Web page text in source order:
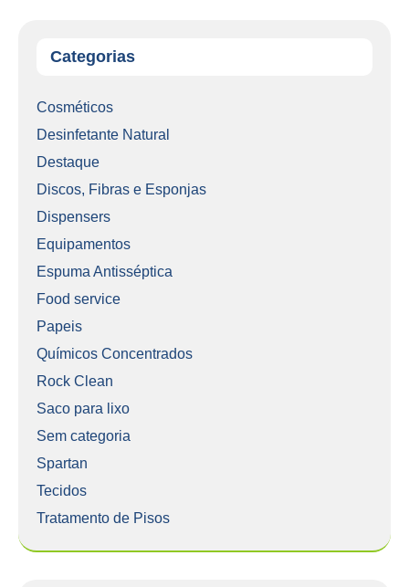
Categorias
Cosméticos
Desinfetante Natural
Destaque
Discos, Fibras e Esponjas
Dispensers
Equipamentos
Espuma Antisséptica
Food service
Papeis
Químicos Concentrados
Rock Clean
Saco para lixo
Sem categoria
Spartan
Tecidos
Tratamento de Pisos